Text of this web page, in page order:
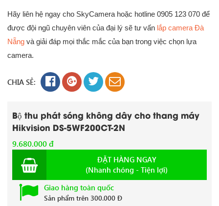
Hãy liên hệ ngay cho SkyCamera hoặc hotline 0905 123 070 để
được đội ngũ chuyên viên của đại lý sẽ tư vấn lắp camera Đà
Nẵng và giải đáp mọi thắc mắc của bạn trong việc chọn lựa
camera.
CHIA SẺ:
Bộ thu phát sóng không dây cho thang máy
Hikvision DS-5WF200CT-2N
9.680.000 đ
ĐẶT HÀNG NGAY
(Nhanh chóng - Tiện lợi)
Giao hàng toàn quốc
Sản phẩm trên 300.000 Đ